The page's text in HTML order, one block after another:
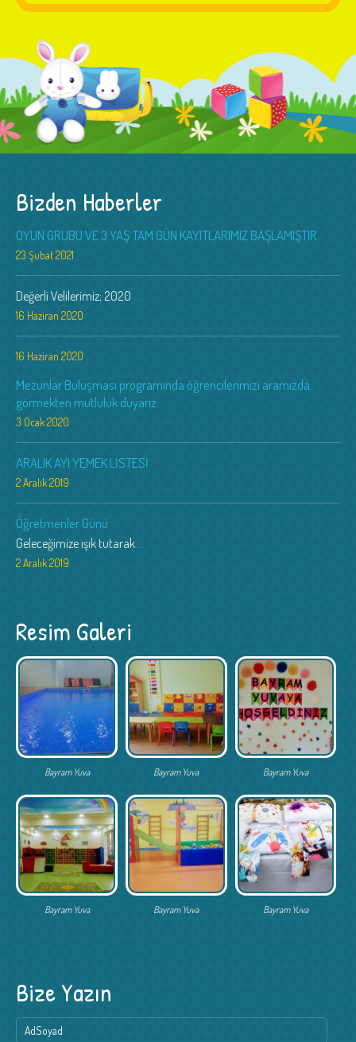
Bizden Haberler
OYUN GRUBU VE 3 YAŞ TAM GÜN KAYITLARIMIZ BAŞLAMIŞTIR.
23 Şubat 2021
Değerli Velilerimiz; 2020 ...
16 Haziran 2020
16 Haziran 2020
Mezunlar Buluşması programında öğrencilerimizi aramızda
görmekten mutluluk duyarız.
3 Ocak 2020
ARALIK AYI YEMEK LİSTESİ
2 Aralık 2019
Öğretmenler Günü
Geleceğimize ışık tutarak ...
2 Aralık 2019
Resim Galeri
Bayram Yuva Bayram Yuva Bayram Yuva
Bayram Yuva Bayram Yuva Bayram Yuva
Bize Yazın